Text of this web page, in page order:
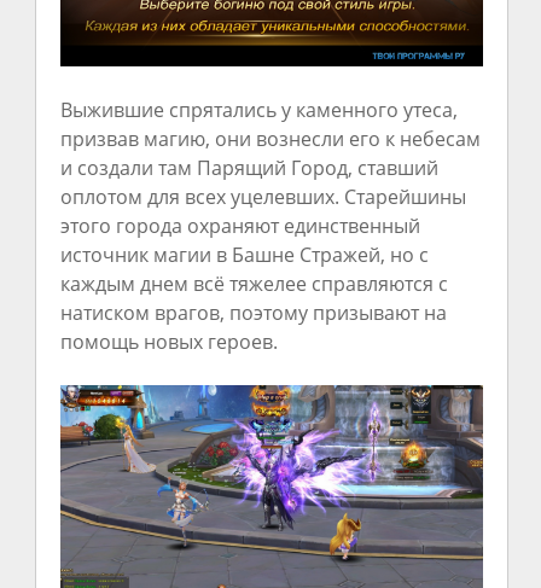
Выжившие спрятались у каменного утеса,
призвав магию, они вознесли его к небесам
и создали там Парящий Город, ставший
оплотом для всех уцелевших. Старейшины
этого города охраняют единственный
источник магии в Башне Стражей, но с
каждым днем всё тяжелее справляются с
натиском врагов, поэтому призывают на
помощь новых героев.